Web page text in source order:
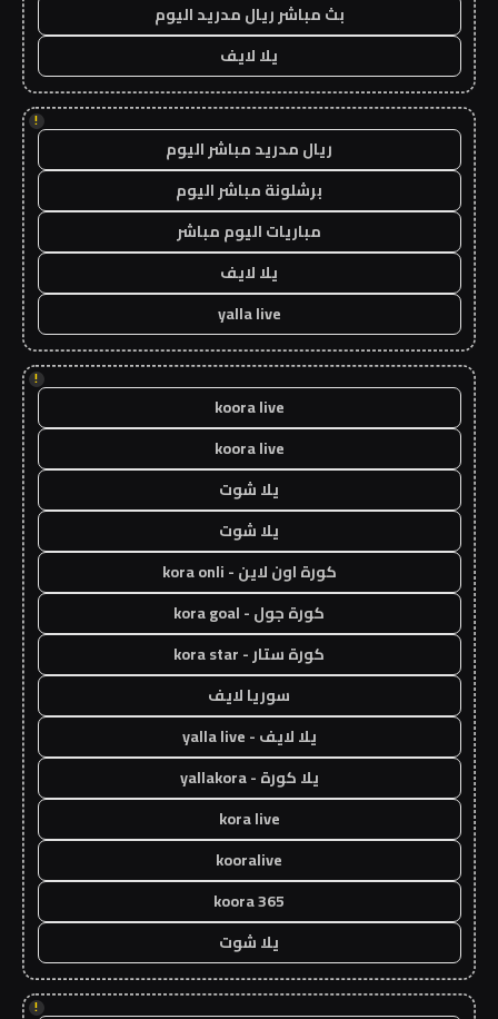
بث مباشر ريال مدريد اليوم
يلا لايف
!
ريال مدريد مباشر اليوم
برشلونة مباشر اليوم
مباريات اليوم مباشر
يلا لايف
yalla live
!
koora live
koora live
يلا شوت
يلا شوت
كورة اون لاين - kora onli
كورة جول - kora goal
كورة ستار - kora star
سوريا لايف
يلا لايف - yalla live
يلا كورة - yallakora
kora live
kooralive
koora 365
يلا شوت
!